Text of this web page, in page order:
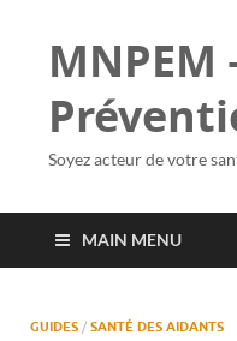
MNPEM
Soyez acteur de votre
MAIN MENU
GUIDES / SANTÉ DES AIDANTS